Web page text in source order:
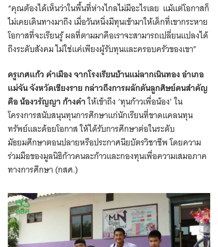
“คุณต้องได้เห็นว่าในพื้นที่ห่างไกลไม่มีอะไรเลย แม้แต่โอกาสก็
ไม่เคยเดินทางมาถึง เมื่อวันหนึ่งมีทุนเข้ามาให้เด็กที่เขากระหาย
โอกาสที่จะเรียนรู้ ผลที่ตามมาคือเราจะสามารถเปลี่ยนแปลงได้
ถึงระดับสังคม ไม่ใช่แค่เพียงผู้รับทุนและครอบครัวของเขา”
ครูเกศแก้ว คำเมือง จากโรงเรียนบ้านแม่ลากเนินทอง อำเภอ
แม่จัน จังหวัดเชียงราย กล่าวถึงการผลักดันลูกศิษย์คนสำคัญ
คือ น้องวรัญญา ก้างคำให้เข้าถึง ‘ทุนก้าวเพื่อน้อง’ ใน
โครงการสนับสนุนทุนการศึกษาแก่นักเรียนที่ขาดแคลนทุน
ทรัพย์และด้อยโอกาส ให้ได้รับการศึกษาต่อในระดับ
มัธยมศึกษาตอนปลายหรือประกาศนียบัตรวิชาชีพ โดยความ
ร่วมมือของมูลนิธิก้าวคนละก้าวและกองทุนเพื่อความเสมอภาค
ทางการศึกษา (กสศ.)